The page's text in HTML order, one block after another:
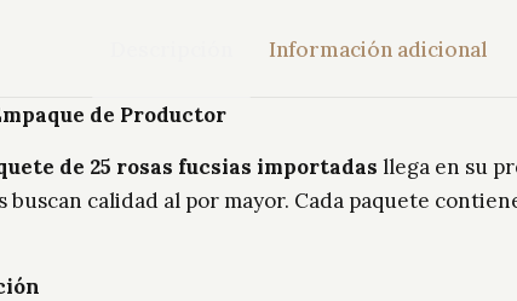
Información adicional
de Productor
de 25 rosas fucsias importadas llega en su
calidad al por mayor. Cada paquete